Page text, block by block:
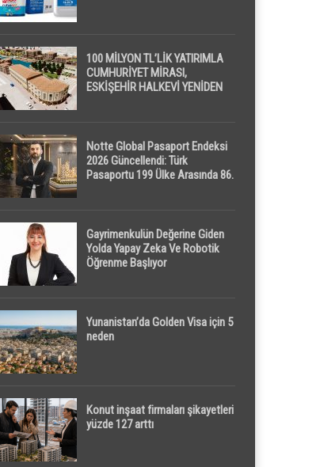
100 MİLYON TL’LİK YATIRIMLA
CUMHURİYET MİRASI,
ESKİŞEHİR HALKEVİ YENİDEN
Notte Global Pasaport Endeksi
2026 Güncellendi: Türk
Pasaportu 199 Ülke Arasında 86.
Gayrimenkulün Değerine Giden
Yolda Yapay Zeka Ve Robotik
Öğrenme Başlıyor
Yunanistan’da Golden Visa için 5
neden
Konut inşaat firmaları şikayetleri
yüzde 127 arttı